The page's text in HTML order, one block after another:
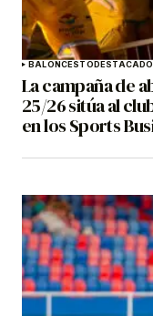
BALONCESTO
La campaña de
25/26 sitúa al
en los Sports